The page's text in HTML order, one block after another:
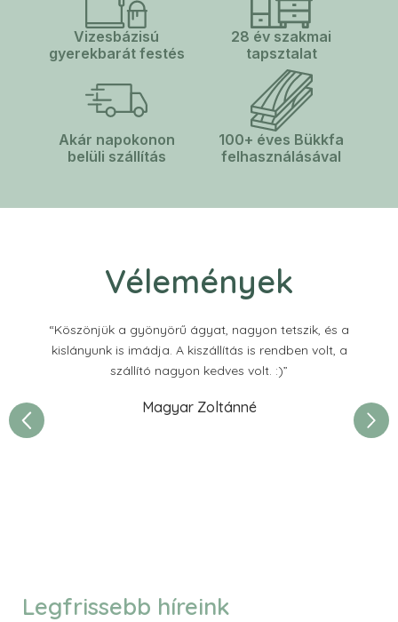
Vizesbázisú
gyerekbarát festés
28 év szakmai
tapsztalat
Akár napokonon
belüli szállítás
100+ éves Bükkfa
felhasználásával
Vélemények
“Köszönjük a gyönyörű ágyat, nagyon tetszik, és a
kislányunk is imádja. A kiszállítás is rendben volt, a
szállító nagyon kedves volt. :)”
Magyar Zoltánné
Legfrissebb híreink